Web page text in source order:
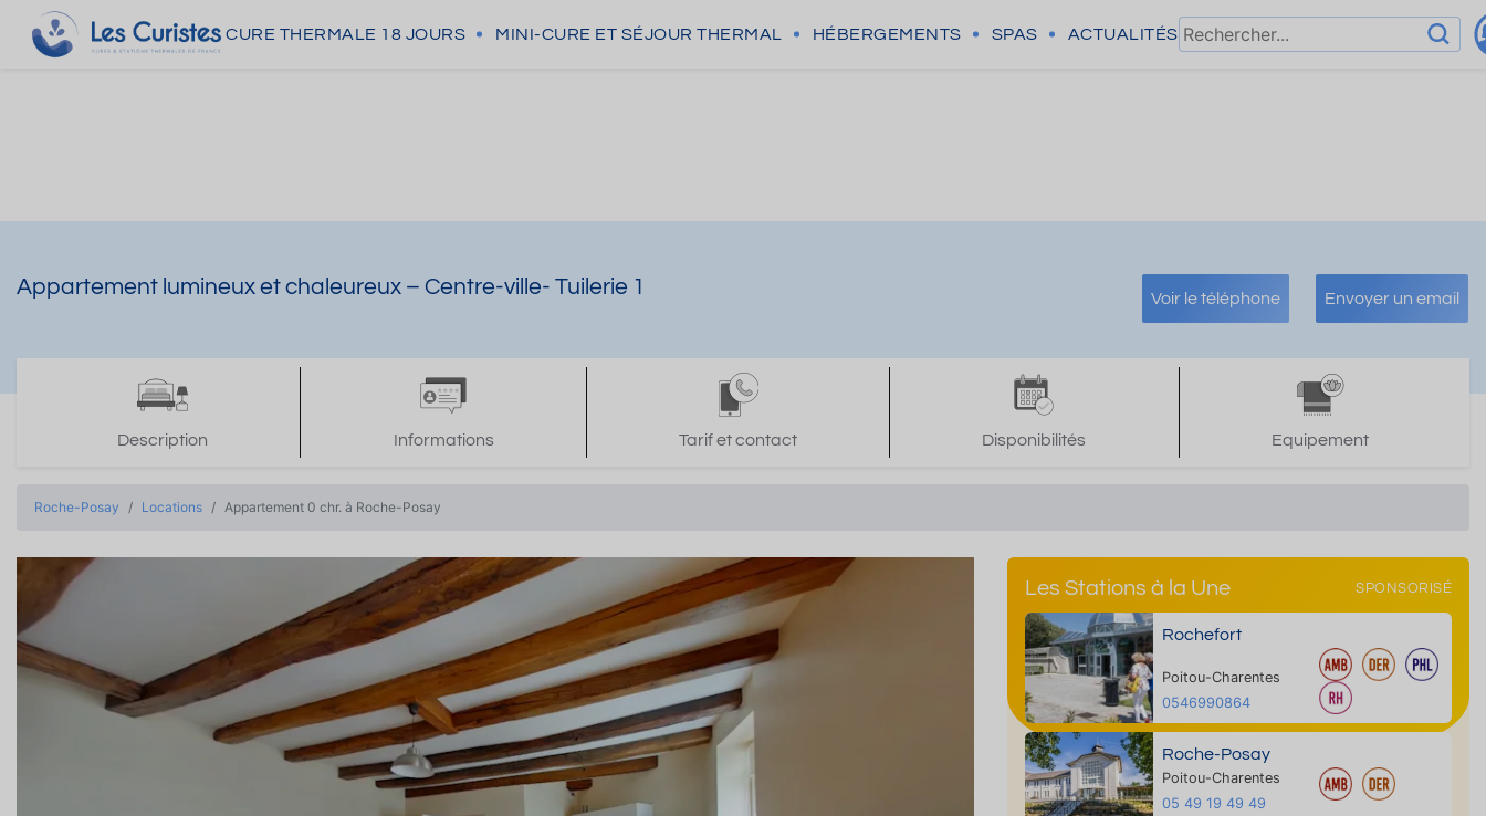
CURE THERMALE 18 JOURS MINI-CURE ET SÉJOUR THERMAL HÉBERGEMENTS SPAS ACTUALITÉS
Appartement lumineux et chaleureux – Centre-ville- Tuilerie 1 Voir le téléphone Envoyer un email
Description Informations Tarif et contact Disponibilités Equipement
Roche-Posay Locations Appartement 0 chr. à Roche-Posay
Les Stations à la Une SPONSORISÉ
Rochefort
Poitou-Charentes
0546990864
Roche-Posay
Poitou-Charentes
05 49 19 49 49